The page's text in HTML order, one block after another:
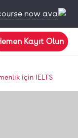
now
Kayıt Olun
için IELTS